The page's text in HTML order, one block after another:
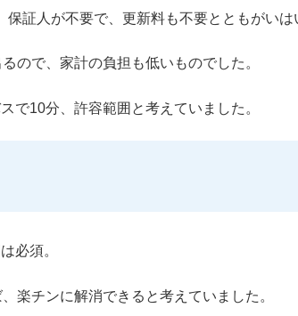
証人が不要で、更新料も不要とともがいは
ので、家計の負担も低いものでした。
で10分、許容範囲と考えていました。
必須。
楽チンに解消できると考えていました。